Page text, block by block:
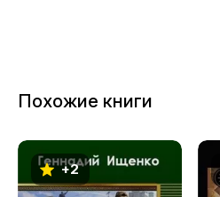
Похожие книги
+2